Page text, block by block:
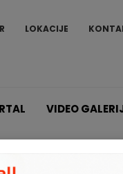
LOKACIJE
VIDEO